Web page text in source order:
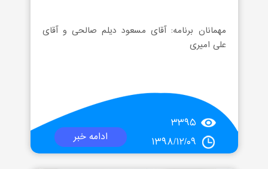
مهمانان برنامه: آقای مسعود دیلم صالحی و آقای
علی امیری
ادامه خبر
۳۳۹۵
۱۳۹۸/۱۲/۰۹